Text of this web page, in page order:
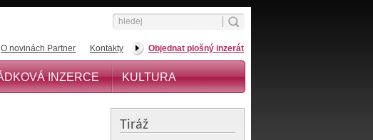
O novinách Partner Kontakty Objednat plošný inzerát
INZERCE KULTURA
Tiráž